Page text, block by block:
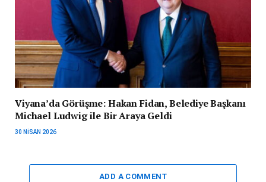
Viyana’da Görüşme: Hakan Fidan, Belediye Başkanı
Michael Ludwig ile Bir Araya Geldi
30 NISAN 2026
ADD A COMMENT